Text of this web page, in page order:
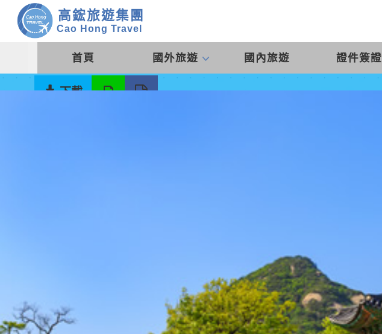
高鋐旅遊集團
Cao Hong Travel
首頁 國外旅遊 國內旅遊 證件簽證
我要報名
下載